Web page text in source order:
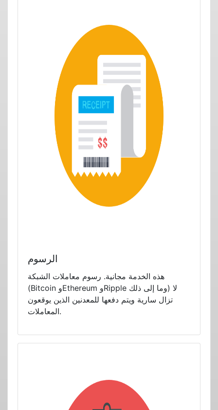
الرسوم
هذه الخدمة مجانية. رسوم معاملات الشبكة
(Bitcoin وEthereum وRipple وما إلى ذلك) لا
تزال سارية ويتم دفعها للمعدنين الذين يوقعون
المعاملات.